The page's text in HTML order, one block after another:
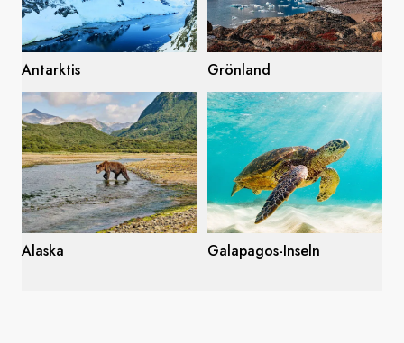
Antarktis Grönland
Alaska Galapagos-Inseln